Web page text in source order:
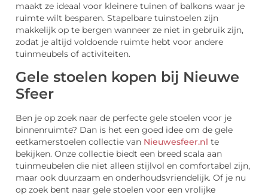
maakt ze ideaal voor kleinere tuinen of balkons waar je
ruimte wilt besparen. Stapelbare tuinstoelen zijn
makkelijk op te bergen wanneer ze niet in gebruik zijn,
zodat je altijd voldoende ruimte hebt voor andere
tuinmeubels of activiteiten.
Gele stoelen kopen bij Nieuwe
Sfeer
Ben je op zoek naar de perfecte gele stoelen voor je
binnenruimte? Dan is het een goed idee om de gele
eetkamerstoelen collectie van Nieuwesfeer.nl te
bekijken. Onze collectie biedt een breed scala aan
tuinmeubelen die niet alleen stijlvol en comfortabel zijn,
maar ook duurzaam en onderhoudsvriendelijk. Of je nu
op zoek bent naar gele stoelen voor een vrolijke